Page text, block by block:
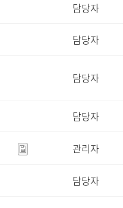
담당자
담당자
담당자
담당자
관리자
담당자